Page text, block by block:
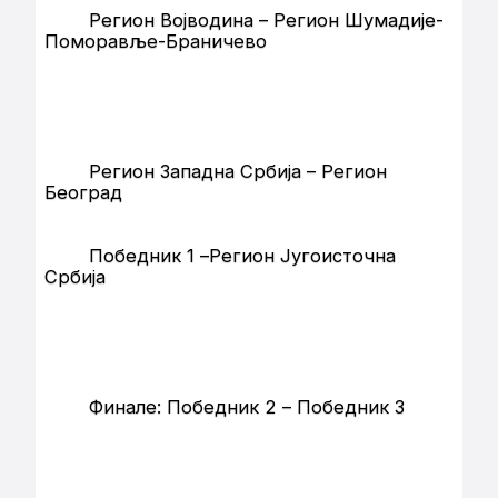
Регион Војводина – Регион Шумадије-
Поморавље-Браничево
Регион Западна Србија – Регион
Београд
Победник 1 –Регион Југоисточна
Србија
Финале: Победник 2 – Победник 3